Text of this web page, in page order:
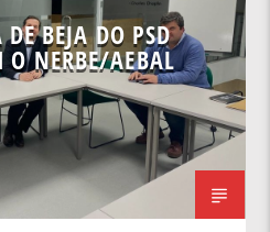
BEJA DO PSD
O NERBE/AEBAL